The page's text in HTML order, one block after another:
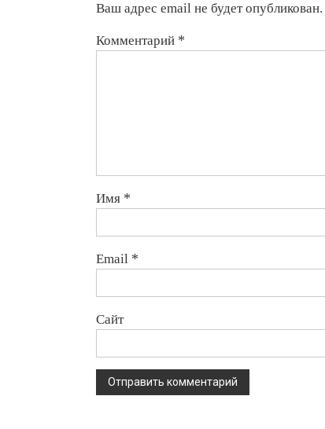
Ваш адрес email не будет опубликован.
Комментарий *
Имя *
Email *
Сайт